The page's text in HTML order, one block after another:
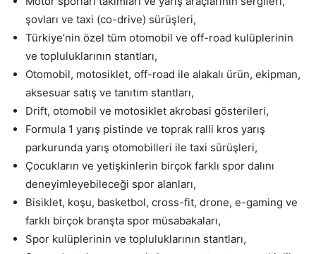
şovları ve taxi (co-drive) sürüşleri,
Türkiye’nin özel tüm otomobil ve off-road kulüplerinin
ve topluluklarının stantları,
Otomobil, motosiklet, off-road ile alakalı ürün, ekipman,
aksesuar satış ve tanıtım stantları,
Drift, otomobil ve motosiklet akrobasi gösterileri,
Formula 1 yarış pistinde ve toprak ralli kros yarış
parkurunda yarış otomobilleri ile taxi sürüşleri,
Çocukların ve yetişkinlerin birçok farklı spor dalını
deneyimleyebileceği spor alanları,
Bisiklet, koşu, basketbol, cross-fit, drone, e-gaming ve
farklı birçok branşta spor müsabakaları,
Spor kulüplerinin ve topluluklarının stantları,